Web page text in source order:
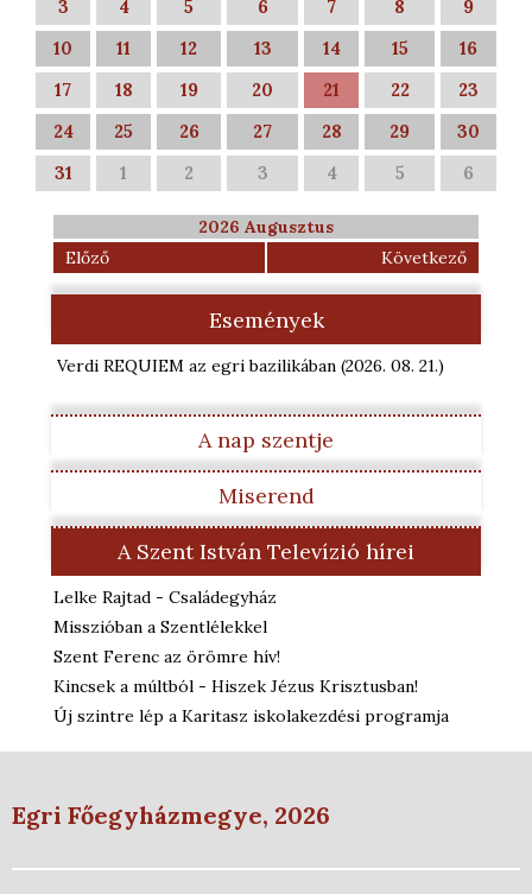
3 4 5 6 7 8
9
10
11 12 13 14 15
16
17
18 19 20 21 22
23
24
25 26 27 28 29
30
31
1 2 3 4 5 6
2026 Augusztus
Előző
Következő
Események
Verdi REQUIEM az egri bazilikában (2026. 08. 21.)
A nap szentje
Miserend
A Szent István Televízió hírei
Lelke Rajtad - Családegyház
Misszióban a Szentlélekkel
Szent Ferenc az örömre hív!
Kincsek a múltból - Hiszek Jézus Krisztusban!
Új szintre lép a Karitasz iskolakezdési programja
Egri Főegyházmegye, 2026